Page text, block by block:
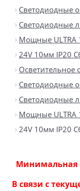
Светодиодные
Светодиодные
Мощные ULTRA
24V 10мм IP20
Осветительное
Светодиодные
Светодиодные
Мощные ULTRA
24V 10мм IP20
Минимальная
В связи с